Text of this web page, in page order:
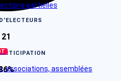
partielles
associations, assemblées
Bien-être
21